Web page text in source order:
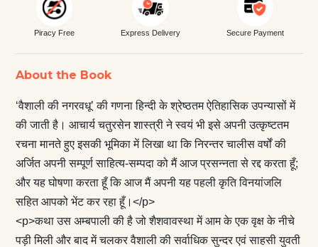
Piracy Free Express Delivery Secure Payment
About the Book
‘वैशाली की नगरवधू’ की गणना हिन्दी के श्रेष्ठतम ऐतिहासिक उपन्यासों में
की जाती है। आचार्य चतुरसेन शास्त्री ने स्वयं भी इसे अपनी उत्कृष्टतम
रचना मानते हुए इसकी भूमिका में लिखा था कि निरन्तर चालीस वर्षों की
अर्जित अपनी सम्पूर्ण साहित्य-सम्पदा को मैं आज प्रसन्नता से रद्द करता हूँ;
और यह घोषणा करता हूँ कि आज मैं अपनी यह पहली कृति विनयांजलि
सहित आपको भेंट कर रहा हूँ।</p>
<p>कथा उस अम्बपाली की है जो शैशवावस्था में आम के एक वृक्ष के नीचे
पड़ी मिली और बाद में चलकर वैशाली की सर्वाधिक सुन्दर एवं साहसी युवती